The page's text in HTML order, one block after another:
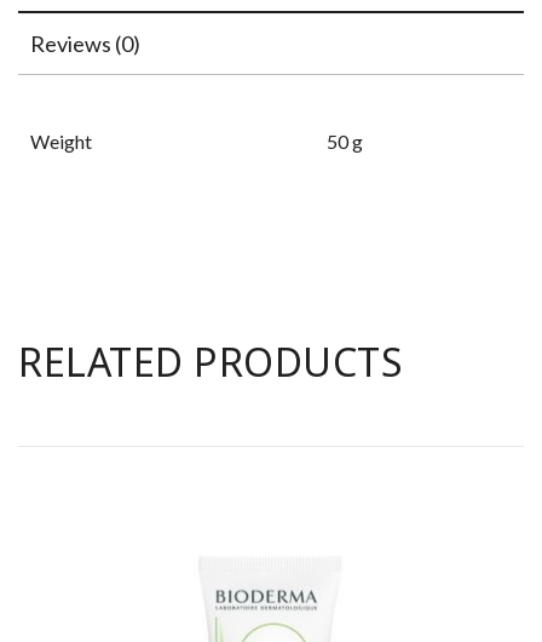
Reviews (0)
Weight 50 g
RELATED PRODUCTS